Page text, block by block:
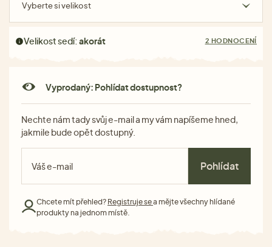
Vyberte si velikost
Velikost sedí:akorát 2 HODNOCENÍ
Vyprodaný: Pohlídat dostupnost?
Nechte nám tady svůj e-mail a my vám napíšeme hned,
jakmile bude opět dostupný.
Pohlídat
Chcete mít přehled? Registruje sea mějte všechny hlídané
produkty na jednom místě.